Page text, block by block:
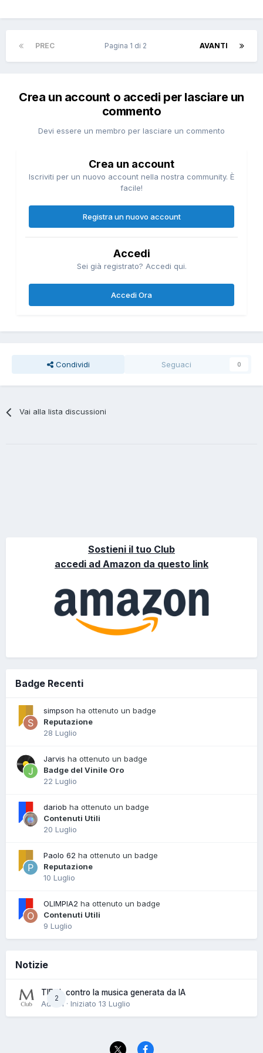
PREC AVANTI
Pagina 1 di 2
Crea un account o accedi per lasciare un
commento
Devi essere un membro per lasciare un commento
Crea un account
Iscriviti per un nuovo account nella nostra community. È
facile!
Registra un nuovo account
Accedi
Sei già registrato? Accedi qui.
Accedi Ora
Condividi Seguaci 0
Vai alla lista discussioni
Sostieni il tuo Club
accedi ad Amazon da questo link
Badge Recenti
simpson ha ottenuto un badge
Reputazione
28 Luglio
Jarvis ha ottenuto un badge
Badge del Vinile Oro
22 Luglio
dariob ha ottenuto un badge
Contenuti Utili
20 Luglio
Paolo 62 ha ottenuto un badge
Reputazione
10 Luglio
OLIMPIA2 ha ottenuto un badge
Contenuti Utili
9 Luglio
Notizie
2
TIDAL contro la musica generata da IA
Admin · Iniziato 13 Luglio